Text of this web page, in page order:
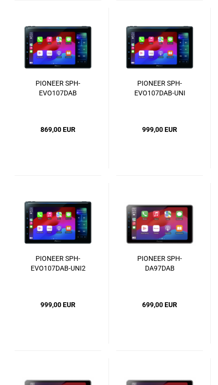
PIONEER SPH-
EVO107DAB
869,00 EUR
PIONEER SPH-
EVO107DAB-UNI
999,00 EUR
PIONEER SPH-
EVO107DAB-UNI2
999,00 EUR
PIONEER SPH-
DA97DAB
699,00 EUR